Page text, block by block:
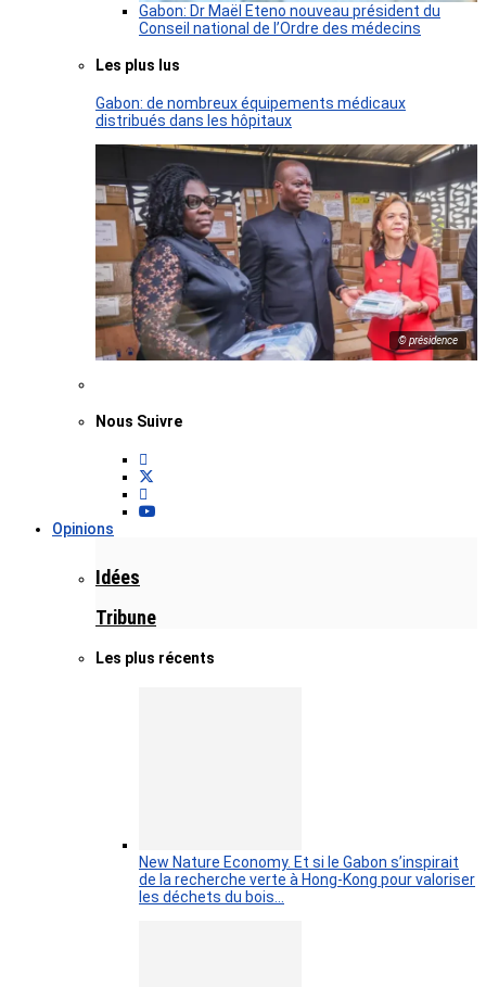
Gabon: Dr Maël Eteno nouveau président du
Conseil national de l’Ordre des médecins
Les plus lus
Gabon: de nombreux équipements médicaux
distribués dans les hôpitaux
© présidence
Nous Suivre
Opinions
Idées
Tribune
Les plus récents
New Nature Economy. Et si le Gabon s’inspirait
de la recherche verte à Hong-Kong pour valoriser
les déchets du bois…